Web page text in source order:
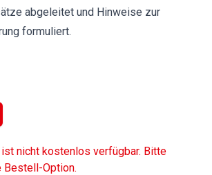
abgeleitet und Hinweise zur
formuliert.
nicht kostenlos verfügbar. Bitte
Bestell-Option.